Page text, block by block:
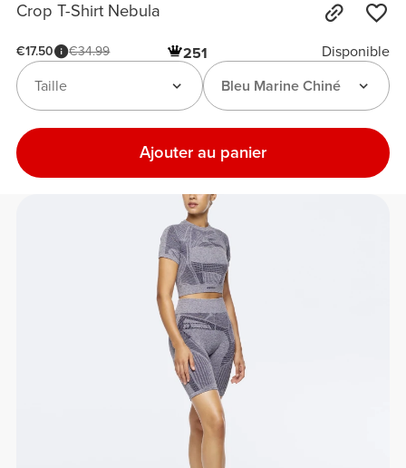
Crop T-Shirt Nebula
€17.50 €34.99 251
Disponible
Bleu Marine Chiné
Taille
Ajouter au panier